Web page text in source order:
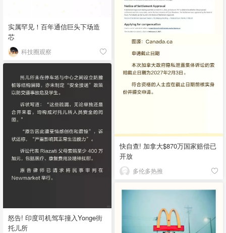
实属罕见！百年通信巨头下场造
芯
科技圈观察
快自查! 加拿大$870万国家赔偿已
开放
多伦多热推
怒告! 印度司机驾车撞入Yonge街
托儿所